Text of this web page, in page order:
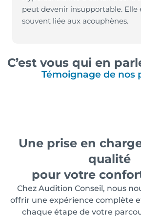
peut devenir insupportable. Elle
souvent liée aux acouphènes.
C’est vous qui en
Témoignage de nos
Une prise en
qualité
pour votre
Chez Audition Conseil, nous
offrir une expérience complète
chaque étape de votre